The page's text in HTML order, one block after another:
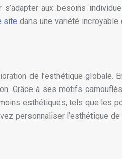
aux besoins
site dans une variété
de l’esthétique
Grâce à ses motifs
esthétiques, tels que les
personnaliser l’esthétique